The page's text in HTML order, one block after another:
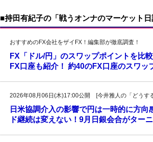
■持田有紀子の「戦うオンナのマーケット
おすすめのFX会社をザイFX！編集部が徹底調査！
FX「ドル/円」のスワップポイントを比
FX口座も紹介！ 約40のFX口座のスワッ
2026年08月06日(木)17:00公開 [今井雅人の「どうす
日米協調介入の影響で円は一時的に方
ド継続は変えない！9月日銀会合がター